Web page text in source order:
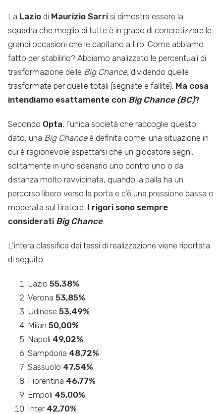
La Lazio di Maurizio Sarri si dimostra essere la
squadra che meglio di tutte è in grado di concretizzare le
grandi occasioni che le capitano a tiro. Come abbiamo
fatto per stabilirlo? Abbiamo analizzato le percentuali di
trasformazione delle Big Chance, dividendo quelle
trasformate per quelle totali (segnate e fallite). Ma cosa
intendiamo esattamente con Big Chance (BC)?
Secondo Opta, l’unica società che raccoglie questo
dato, una Big Chanceè definita come: una situazione in
cui è ragionevole aspettarsi che un giocatore segni,
solitamente in uno scenario uno contro uno o da
distanza molto ravvicinata, quando la palla ha un
percorso libero verso la porta e c’è una pressione bassa o
moderata sul tiratore. I rigori sono sempre
considerati Big Chance.
L’intera classifica dei tassi di realizzazione viene riportata
di seguito:
Lazio 55,38%
Verona 53,85%
Udinese 53,49%
Milan 50,00%
Napoli 49,02%
Sampdoria 48,72%
Sassuolo 47,54%
Fiorentina 46,77%
Empoli 45,00%
Inter 42,70%